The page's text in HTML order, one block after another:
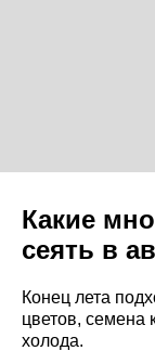
Какие
сеять в
Конец лета
цветов, семена
холода.